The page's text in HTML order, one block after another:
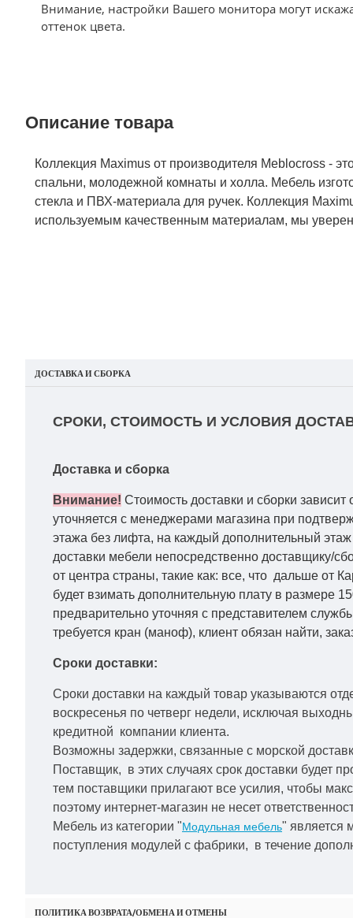
Внимание, настройки Вашего монитора могут
оттенок цвета.
Описание товара
Коллекция Maximus от производителя Meblocross -
спальни, молодежной комнаты и холла. Мебель
стекла и ПВХ-материала для ручек. Коллекция
используемым качественным материалам, мы
ДОСТАВКА И СБОРКА
СРОКИ, СТОИМОСТЬ И УСЛОВИЯ
Доставка и сборка
Внимание! Стоимость доставки и сборки
уточняется с менеджерами магазина при
этажа без лифта, на каждый дополнительный
доставки мебели непосредственно доставщику/
от центра страны, такие как: все, что дальше от
будет взимать дополнительную плату в размере
предварительно уточняя с представителем
требуется кран (маноф), клиент обязан найти,
Сроки доставки:
Сроки доставки на каждый товар указываются
воскресенья по четверг недели, исключая
кредитной компании клиента.
Возможны задержки, связанные с морской
Поставщик, в этих случаях срок доставки будет
тем поставщики прилагают все усилия, чтобы
поэтому интернет-магазин не несет
Мебель из категории "Модульная мебель" является
поступления модулей с фабрики, в течение
ПОЛИТИКА ВОЗВРАТА/ОБМЕНА И ОТМЕНЫ